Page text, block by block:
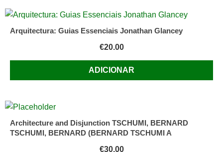
Arquitectura: Guias Essenciais Jonathan Glancey
€20.00
ADICIONAR
Architecture and Disjunction TSCHUMI, BERNARD
TSCHUMI, BERNARD (BERNARD TSCHUMI A
€30.00